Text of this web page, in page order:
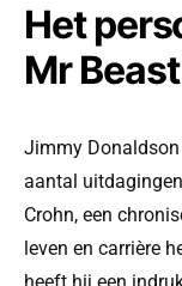
Het
Mr Beast
Jimmy
aantal
Crohn, een
leven en carrière